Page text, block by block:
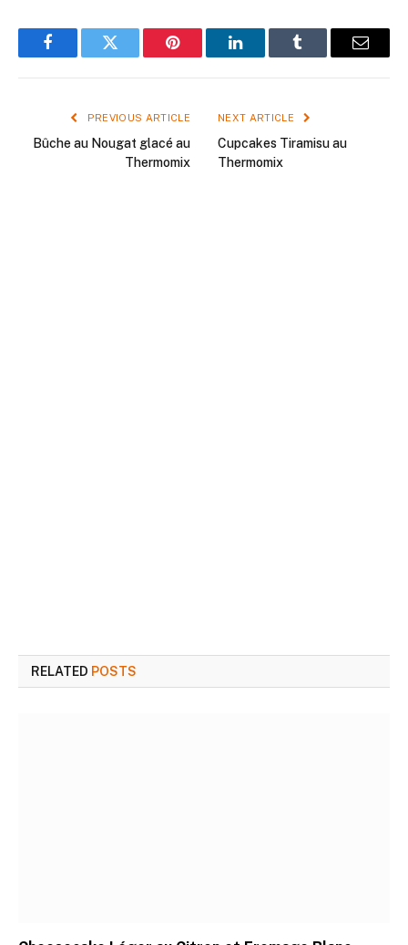
FacebookTwitter Pinterest LinkedInTumblr Email
PREVIOUS ARTICLE
Bûche au Nougat glacé au
Thermomix
NEXT ARTICLE
Cupcakes Tiramisu au
Thermomix
RELATED POSTS